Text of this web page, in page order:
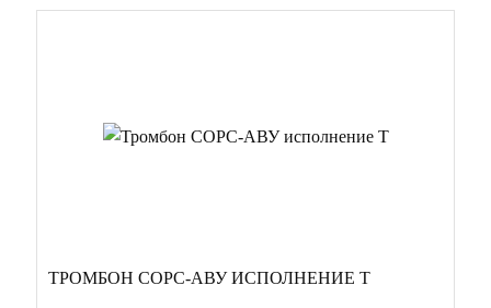
ТРОМБОН СОРС-АВУ ИСПОЛНЕНИЕ Т